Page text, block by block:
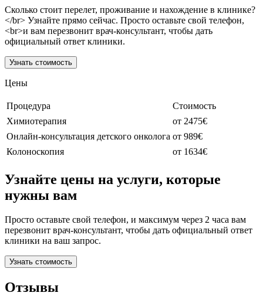
Сколько стоит перелет, проживание и нахождение в клинике?
</br> Узнайте прямо сейчас. Просто оставьте свой телефон,
<br>и вам перезвонит врач-консультант, чтобы дать
официальный ответ клиники.
Узнать стоимость
Цены
Процедура
Стоимость
Химиотерапия
от 2475€
Онлайн-консультация детского онколога от 989€
Колоноскопия
от 1634€
Узнайте цены на услуги, которые
нужны вам
Просто оставьте свой телефон, и максимум через 2 часа вам
перезвонит врач-консультант, чтобы дать официальный ответ
клиники на ваш запрос.
Узнать стоимость
Отзывы